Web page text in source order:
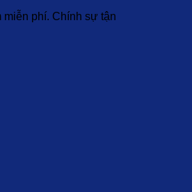
phí. Chính sự tận